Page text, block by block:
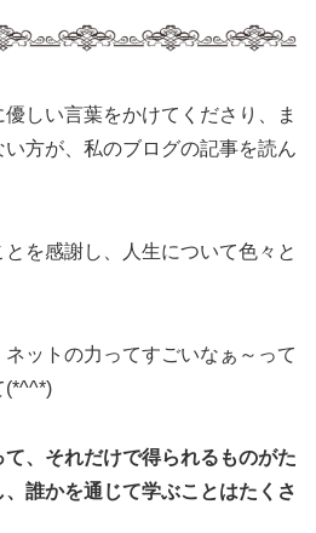
しい言葉をかけてくださり、ま
方が、私のブログの記事を読ん
とを感謝し、人生について色々と
ットの力ってすごいなぁ～って
(*^^*)
、それだけで得られるものがた
誰かを通じて学ぶことはたくさ